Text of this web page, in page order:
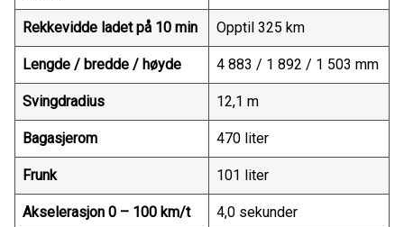
Rekkevidde ladet på 10 min Opptil 325 km
Lengde / bredde / høyde 4 883 / 1 892 / 1 503 mm
Svingdradius 12,1 m
Bagasjerom 470 liter
Frunk 101 liter
Akselerasjon 0 – 100 km/t 4,0 sekunder